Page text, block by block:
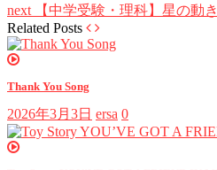
next 【中学受験・理科】星の動
Related Posts
Thank You Song
2026年3月3日 ersa 0